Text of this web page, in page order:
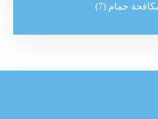
حمام (7)